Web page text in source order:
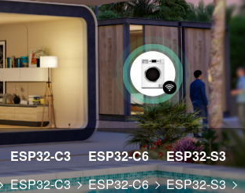
ESP32-C3
ESP32-C3
ESP32-C6
ESP32-C6
ESP32-S3
ESP32-S3